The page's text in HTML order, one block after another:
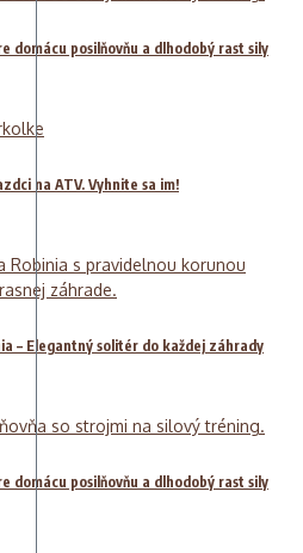
domácu posilňovňu a dlhodobý rast sily
na ATV. Vyhnite sa im!
– Elegantný solitér do každej záhrady
domácu posilňovňu a dlhodobý rast sily